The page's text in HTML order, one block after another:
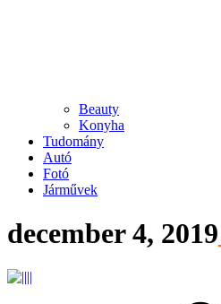
Beauty
Konyha
Tudomány
Autó
Fotó
Járművek
december 4, 2019